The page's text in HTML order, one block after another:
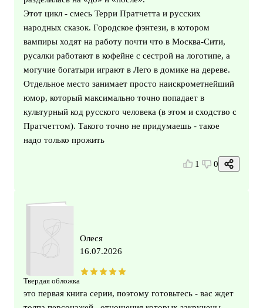
Этот цикл - смесь Терри Пратчетта и русских
народных сказок. Городское фэнтези, в котором
вампиры ходят на работу почти что в Москва-Сити,
русалки работают в кофейне с сестрой на логотипе, а
могучие богатыри играют в Лего в домике на дереве.
Отдельное место занимает просто наискрометнейший
юмор, который максимально точно попадает в
культурный код русского человека (в этом и сходство с
Пратчеттом). Такого точно не придумаешь - такое
надо только прожить
1 0
Твердая обложка
Олеся
16.07.2026
это первая книга серии, поэтому готовьтесь - вас ждет